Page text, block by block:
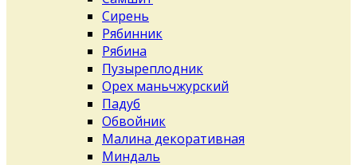
Сирень
Рябинник
Рябина
Пузыреплодник
Орех маньчжурский
Падуб
Обвойник
Малина декоративная
Миндаль